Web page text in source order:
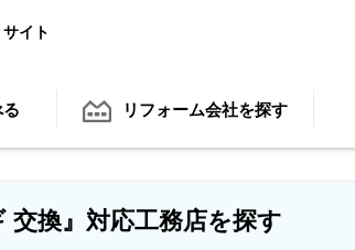
イト
リフォーム会社を探す
交換』対応工務店を探す